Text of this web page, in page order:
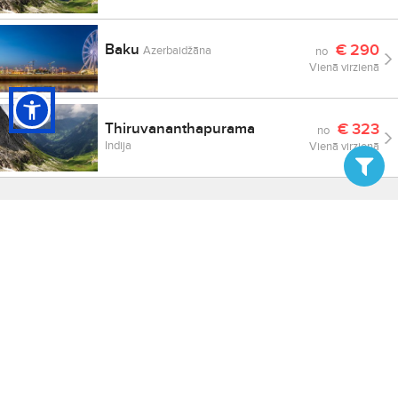
BakuAzerbaidžāna no € 290
Vienā virzienā
Thiruvananthapurama
Indija
no €323
Vienā virzienā